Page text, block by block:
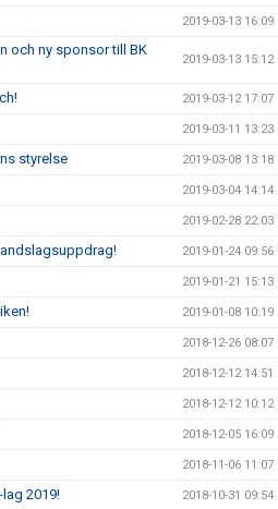
2019-03-13 16:09
och ny sponsor till BK
2019-03-13 15:12
2019-03-12 17:07
2019-03-11 13:23
styrelse 2019-03-08 13:18
2019-03-04 14:14
2019-02-28 22:03
2019-01-24 09:56
2019-01-21 15:13
2019-01-08 10:19
2018-12-26 08:07
2018-12-12 14:51
2018-12-12 10:12
2018-12-05 16:09
2018-11-06 11:07
2019! 2018-10-31 09:54